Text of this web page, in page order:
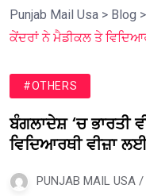
Punjab Mail Usa > Blog >
ਕੇਂਦਰਾਂ ਨੇ ਮੈਡੀਕਲ ਤੇ
#OTHERS
ਬੰਗਲਾਦੇਸ਼ ‘ਚ ਭਾਰਤੀ
ਵਿਦਿਆਰਥੀ ਵੀਜ਼ਾ
PUNJAB MAIL USA /